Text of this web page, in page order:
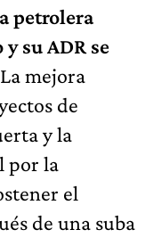
petrolera
su ADR se
La mejora
de
y la
por la
el
de una suba